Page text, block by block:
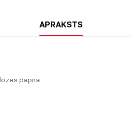
APRAKSTS
papīra